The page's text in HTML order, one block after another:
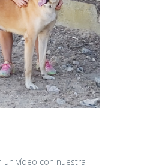
vídeo con nuestra